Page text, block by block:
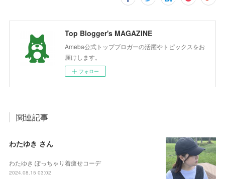
Top Blogger's MAGAZINE
Ameba公式トップブロガーの活躍やトピックスをお
届けします。
フォロー
関連記事
わたゆき さん
わたゆき ぽっちゃり着痩せコーデ
2024.08.15 03:02